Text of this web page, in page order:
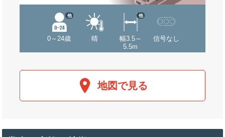
0～24歳
他
晴
幅3.5～
5.5m
他
信号なし
地図で見る